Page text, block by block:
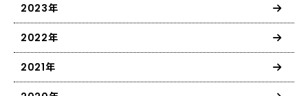
2023年
2022年
2021年